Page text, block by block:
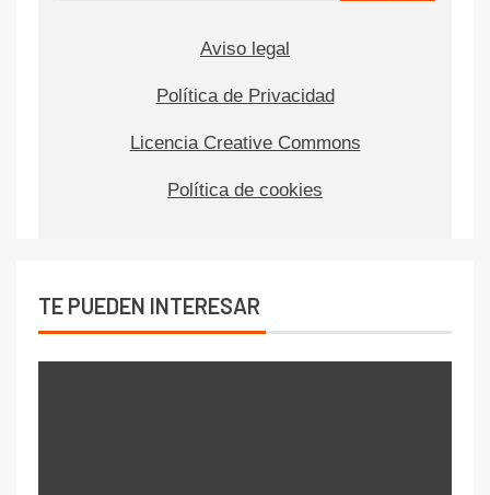
Aviso legal
Política de Privacidad
Licencia Creative Commons
Política de cookies
TE PUEDEN INTERESAR